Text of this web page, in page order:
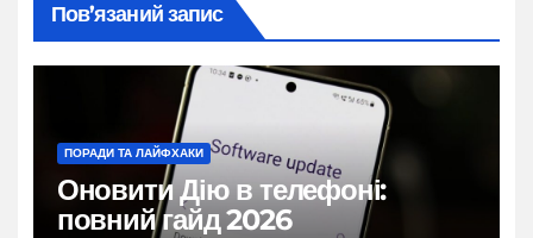
Пов’язаний запис
ПОРАДИ ТА ЛАЙФХАКИ
Оновити Дію в телефоні:
повний гайд 2026